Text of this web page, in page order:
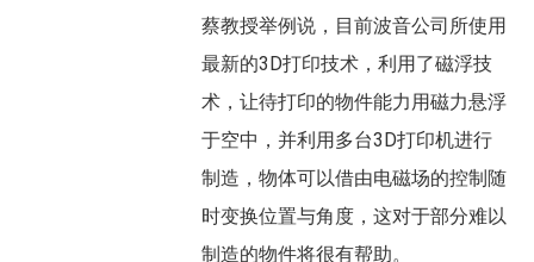
蔡教授举例说，目前波音公司所使用
最新的3D打印技术，利用了磁浮技
术，让待打印的物件能力用磁力悬浮
于空中，并利用多台3D打印机进行
制造，物体可以借由电磁场的控制随
时变换位置与角度，这对于部分难以
制造的物件将很有帮助。